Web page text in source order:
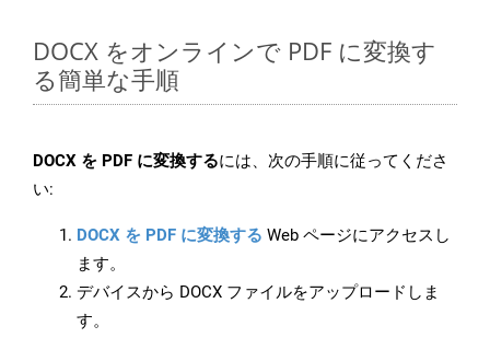
DOCX をオンラインで PDF に変換す
る簡単な手順
DOCX を PDF に変換するには、次の手順に従ってくださ
い:
DOCX を PDF に変換する Web ページにアクセスし
ます。
デバイスから DOCX ファイルをアップロードしま
す。